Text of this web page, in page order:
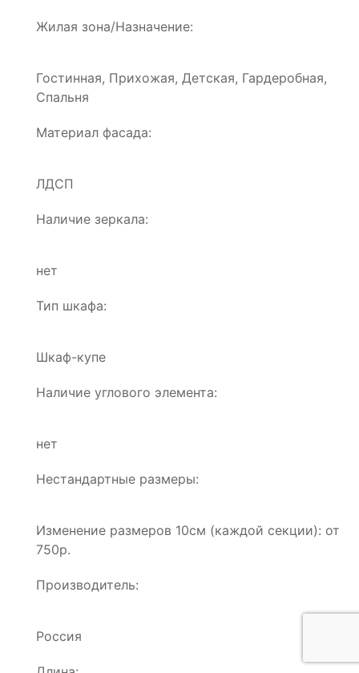
Жилая зона/Назначение:
Гостинная, Прихожая, Детская, Гардеробная,
Спальня
Материал фасада:
ЛДСП
Наличие зеркала:
нет
Тип шкафа:
Шкаф-купе
Наличие углового элемента:
нет
Нестандартные размеры:
Изменение размеров 10см (каждой секции): от
750р.
Производитель:
Россия